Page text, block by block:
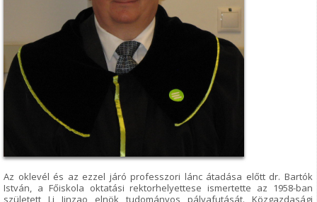
Az oklevél és az ezzel járó professzori lánc átadása előtt dr. Bartók
István, a Főiskola oktatási rektorhelyettese ismertette az 1958-ban
született Li Jinzao elnök tudományos pályafutását. Közgazdasági